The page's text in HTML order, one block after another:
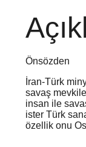
Önsözden
İran-Türk
savaş
insan ile
ister Türk
özellik onu